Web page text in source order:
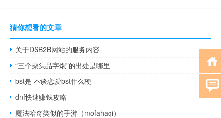
猜你想看的文章
关于DSB2B网站的服务内容
“三个柴头品字煨”的出处是哪里
bst是 不谈恋爱bst什么梗
dnf快速赚钱攻略
魔法哈奇类似的手游（mofahaqi）